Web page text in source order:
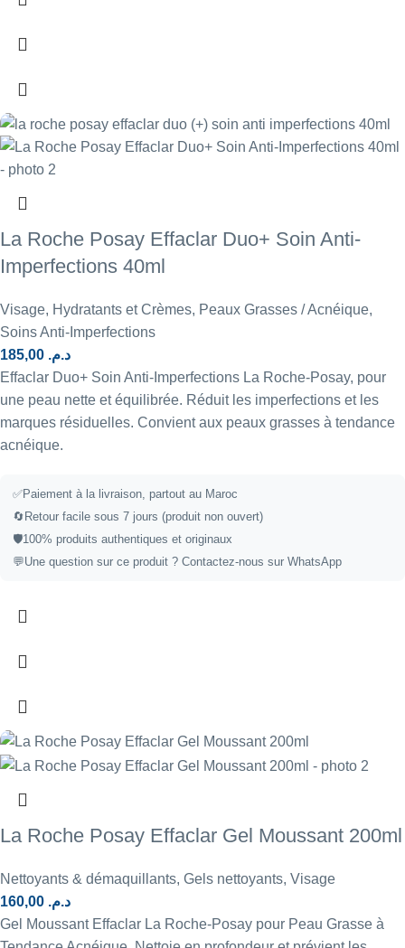
La Roche Posay Effaclar Duo+ Soin Anti-
Imperfections 40ml
Visage, Hydratants et Crèmes, Peaux Grasses / Acnéique,
Soins Anti-Imperfections
د.م.
Effaclar Duo+ Soin Anti-Imperfections La Roche-Posay, pour
une peau nette et équilibrée. Réduit les imperfections et les
marques résiduelles. Convient aux peaux grasses à tendance
acnéique.
✅Paiement à la livraison, partout au Maroc
🔄 Retour facile sous 7 jours (produit non ouvert)
🛡️100% produits authentiques et originaux
💬Une question sur ce produit ? Contactez-nous sur WhatsApp
La Roche Posay Effaclar Gel Moussant 200ml
Nettoyants & démaquillants, Gels nettoyants, Visage
د.م.
Gel Moussant Effaclar La Roche-Posay pour Peau Grasse à